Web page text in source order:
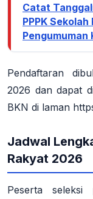
Catat
PPPK
Pengumuman
Pendaftaran
2026 dan dapat
BKN di laman
Jadwal
Rakyat 2026
Peserta seleksi